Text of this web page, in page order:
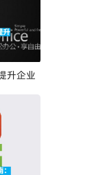
升企业